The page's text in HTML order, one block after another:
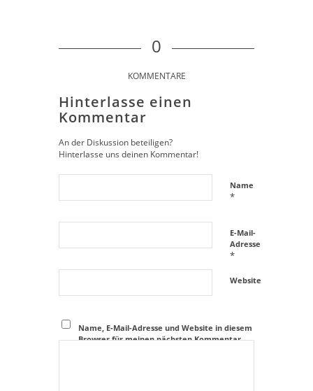
0
KOMMENTARE
Hinterlasse einen
Kommentar
An der Diskussion beteiligen?
Hinterlasse uns deinen Kommentar!
Name
*
E-Mail-
Adresse
*
Website
Name, E-Mail-Adresse und Website in diesem
Browser für meinen nächsten Kommentar